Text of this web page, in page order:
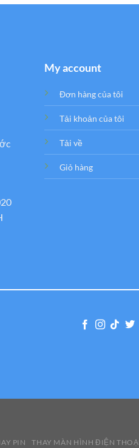
My account
Đơn hàng của tôi
Tải khoản của tôi
Tải về
Giỏ hàng
PIN THAY MÀN HÌNH ĐIỆN